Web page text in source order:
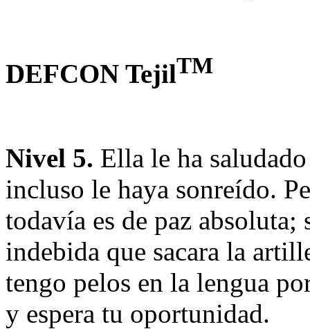
DEFCON TejilTM
Nivel 5. Ella le ha
incluso le haya sonreído.
todavía es de paz absoluta;
indebida que sacara la
tengo pelos en la lengua
y espera tu oportunidad.